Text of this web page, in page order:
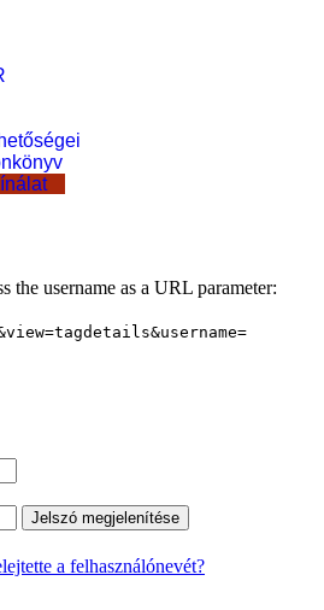
the username as a URL parameter:
Jelszó megjelenítése
a felhasználónevét?